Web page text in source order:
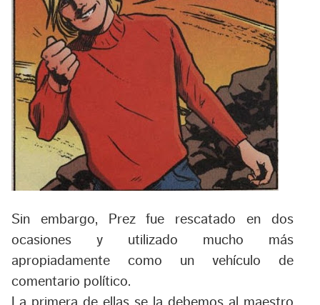
Sin embargo, Prez fue rescatado en dos
ocasiones y utilizado mucho más
apropiadamente como un vehículo de
comentario político.
La primera de ellas se la debemos al maestro